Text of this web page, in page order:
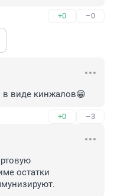
+0 –0
в виде кинжалов😁
+0 –3
остатки